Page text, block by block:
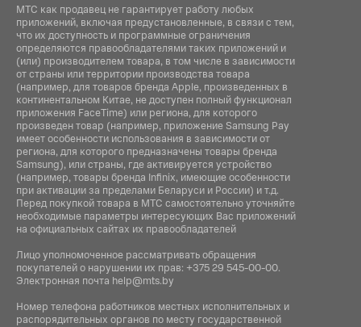
МТС как продавец не гарантирует работу любых
приложений, включая предустановленные, в связи с тем,
что их доступность и программные ограничения
определяются правообладателями таких приложений и
(или) производителем товара, в том числе в зависимости
от страны или территории производства товара
(например, для товаров бренда Apple, произведенных в
континентальном Китае, не доступен полный функционал
приложения FaceTime) или региона, для которого
произведен товар (например, приложение Samsung Pay
имеет особенности использования в зависимости от
региона, для которого предназначены товары бренда
Samsung), или страны, где активируется устройство
(например, товары бренда Infiniх, имеющие особенности
при активации за пределами Беларуси и России) и т.д.
Перед покупкой товара в МТС самостоятельно уточняйте
необходимые параметры интересующих Вас приложений
на официальных сайтах их правообладателей
Лицо уполномоченное рассматривать обращения
покупателей о нарушении их прав: +375 29 545-00-00.
Электронная почта help@mts.by
Номер телефона работников местных исполнительных и
распорядительных органов по месту государственной